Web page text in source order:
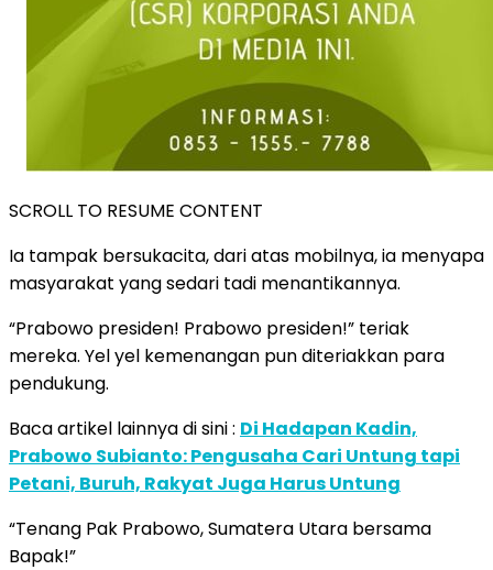
SCROLL TO RESUME CONTENT
Ia tampak bersukacita, dari atas mobilnya, ia menyapa
masyarakat yang sedari tadi menantikannya.
“Prabowo presiden! Prabowo presiden!” teriak
mereka. Yel yel kemenangan pun diteriakkan para
pendukung.
Baca artikel lainnya di sini : Di Hadapan Kadin,
Prabowo Subianto: Pengusaha Cari Untung tapi
Petani, Buruh, Rakyat Juga Harus Untung
“Tenang Pak Prabowo, Sumatera Utara bersama
Bapak!”